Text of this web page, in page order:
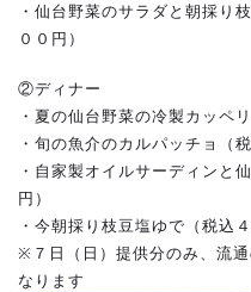
・仙台野菜のサラダと朝採り
００円）
②ディナー
・夏の仙台野菜の冷製カッペ
・旬の魚介のカルパッチョ（
・自家製オイルサーディンと
円）
・今朝採り枝豆塩ゆで（税込４
※７日（日）提供分のみ、流
なります